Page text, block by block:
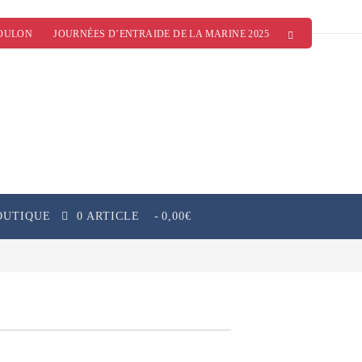
JOURNÉES D’ENTRAIDE DE LA MARINE 2025
0 ARTICLE 0,00€